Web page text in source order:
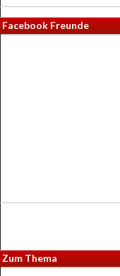
Facebook Freunde
Zum Thema